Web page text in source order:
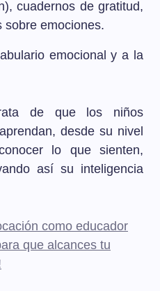
cuadernos de gratitud,
sobre emociones.
emocional y a la
de que los niños
desde su nivel
lo que sienten,
así su inteligencia
como educador
que alcances tu